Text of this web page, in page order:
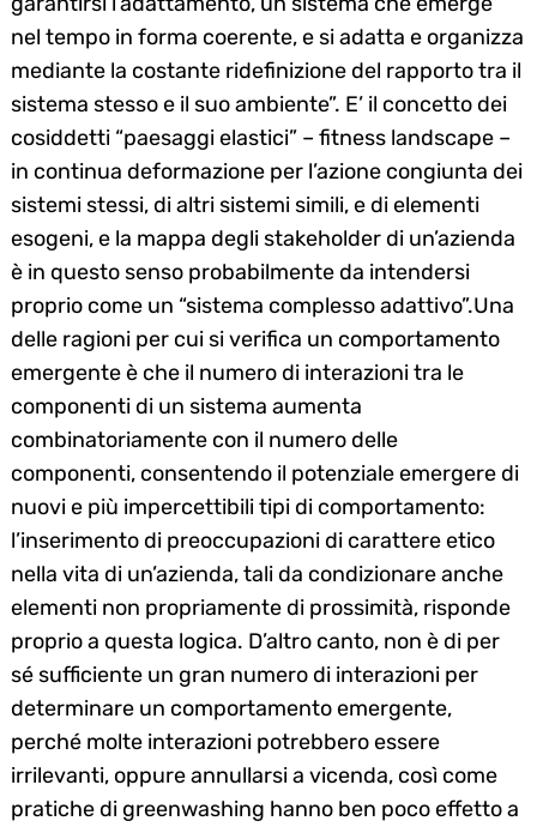
nel tempo in forma coerente, e si adatta e organizza
mediante la costante ridefinizione del rapporto tra il
sistema stesso e il suo ambiente”. E’ il concetto dei
cosiddetti “paesaggi elastici” – fitness landscape –
in continua deformazione per l’azione congiunta dei
sistemi stessi, di altri sistemi simili, e di elementi
esogeni, e la mappa degli stakeholder di un’azienda
è in questo senso probabilmente da intendersi
proprio come un “sistema complesso adattivo”.Una
delle ragioni per cui si verifica un comportamento
emergente è che il numero di interazioni tra le
componenti di un sistema aumenta
combinatoriamente con il numero delle
componenti, consentendo il potenziale emergere di
nuovi e più impercettibili tipi di comportamento:
l’inserimento di preoccupazioni di carattere etico
nella vita di un’azienda, tali da condizionare anche
elementi non propriamente di prossimità, risponde
proprio a questa logica. D’altro canto, non è di per
sé sufficiente un gran numero di interazioni per
determinare un comportamento emergente,
perché molte interazioni potrebbero essere
irrilevanti, oppure annullarsi a vicenda, così come
pratiche di greenwashing hanno ben poco effetto a